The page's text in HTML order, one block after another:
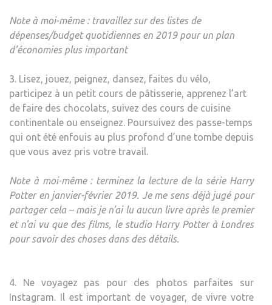
Note à moi-même : travaillez sur des listes de
dépenses/budget quotidiennes en 2019 pour un plan
d’économies plus important
3. Lisez, jouez, peignez, dansez, faites du vélo,
participez à un petit cours de pâtisserie, apprenez l’art
de faire des chocolats, suivez des cours de cuisine
continentale ou enseignez. Poursuivez des passe-temps
qui ont été enfouis au plus profond d’une tombe depuis
que vous avez pris votre travail.
Note à moi-même : terminez la lecture de la série Harry
Potter en janvier-février 2019. Je me sens déjà jugé pour
partager cela – mais je n’ai lu aucun livre après le premier
et n’ai vu que des films, le studio Harry Potter à Londres
pour savoir des choses dans des détails.
4. Ne voyagez pas pour des photos parfaites sur
Instagram. Il est important de voyager, de vivre votre